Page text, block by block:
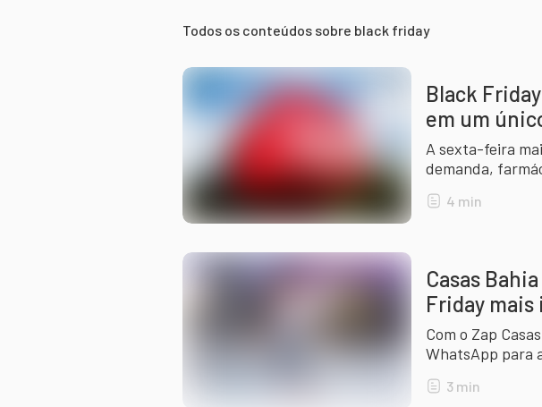
Todos os conteúdos sobre black friday
Black
em um
A sexta-feira
demanda,
4 min
Casas
Friday
Com o Zap
WhatsApp para
3 min